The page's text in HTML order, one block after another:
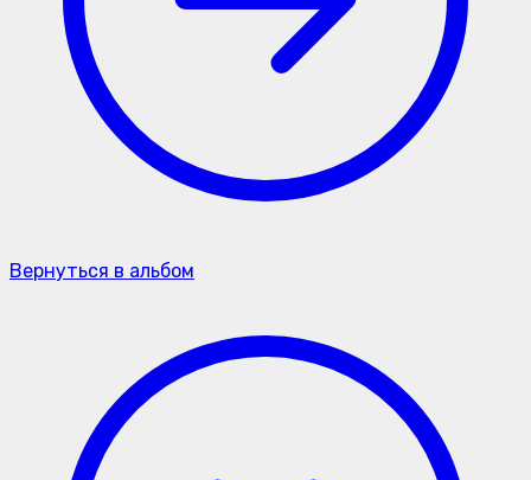
Вернуться в альбом